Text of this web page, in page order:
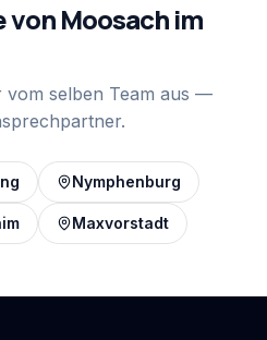
vonMoosachim
vom selben Team aus —
Nymphenburg
Maxvorstadt